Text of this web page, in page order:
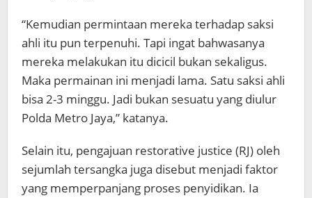
“Kemudian permintaan mereka terhadap saksi
ahli itu pun terpenuhi. Tapi ingat bahwasanya
mereka melakukan itu dicicil bukan sekaligus.
Maka permainan ini menjadi lama. Satu saksi ahli
bisa 2-3 minggu. Jadi bukan sesuatu yang diulur
Polda Metro Jaya,” katanya.
Selain itu, pengajuan restorative justice (RJ) oleh
sejumlah tersangka juga disebut menjadi faktor
yang memperpanjang proses penyidikan. Ia